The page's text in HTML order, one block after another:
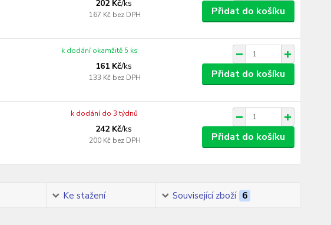
202 Kč/ks
167 Kč bez DPH Přidat do košíku
161 Kč/ks
133 Kč bez DPH
k dodání okamžitě 5 ks
Přidat do košíku
242 Kč/ks
200 Kč bez DPH
k dodání do 3 týdnů
Přidat do košíku
Ke stažení Související zboží 6